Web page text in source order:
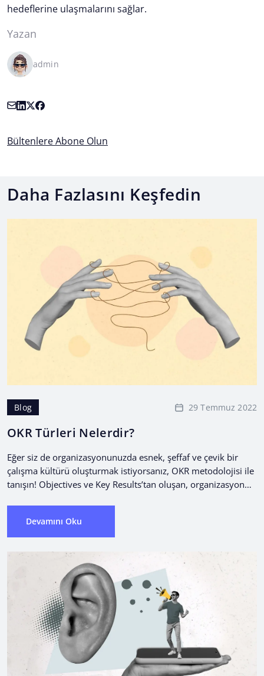
Yazan
admin
Bültenlere Abone Olun
hedeflerine ulaşmalarını sağlar.
Daha Fazlasını Keşfedin
Blog 29 Temmuz 2022
OKR Türleri Nelerdir?
Eğer siz de organizasyonunuzda esnek, şeffaf ve çevik bir
çalışma kültürü oluşturmak istiyorsanız, OKR metodolojisi ile
tanışın! Objectives ve Key Results’tan oluşan, organizasyon
Devamını Oku